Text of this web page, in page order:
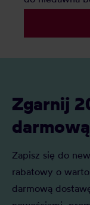
poszukiwali
mlecznych
wiele więcej –
Zgarnij
Zapisz się do
rabatowy o
darmową